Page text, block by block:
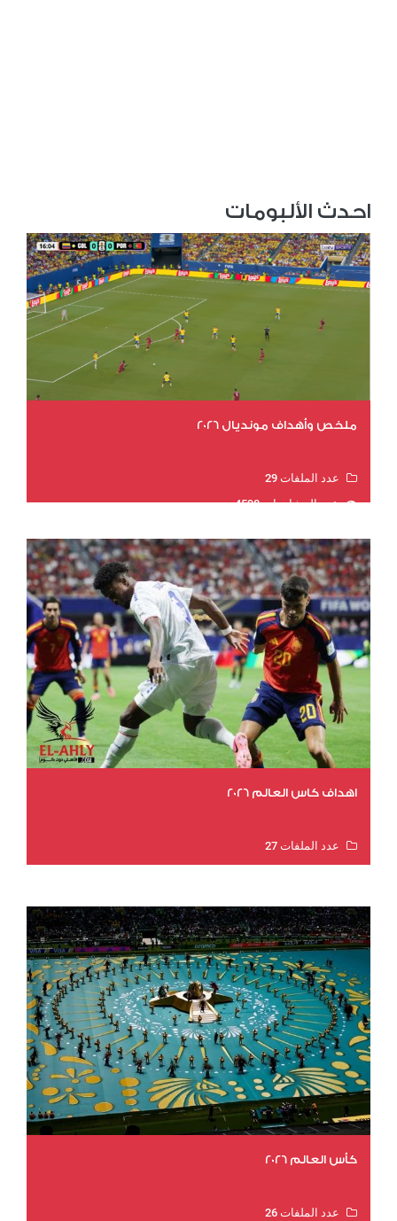
احدث الألبومات
ملخص وأهداف مونديال 2026
عدد الملفات 29
عدد المشاهدات 4598
اهداف كاس العالم 2026
عدد الملفات 27
كأس العالم 2026
عدد الملفات 26